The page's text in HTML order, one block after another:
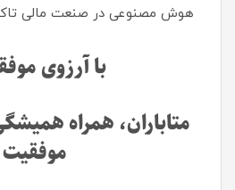
هوش مصنوعی در صنعت مالی
با آرزوی
متاباران، همراه
موفقیت